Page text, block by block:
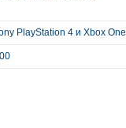
PlayStation 4 и Xbox One